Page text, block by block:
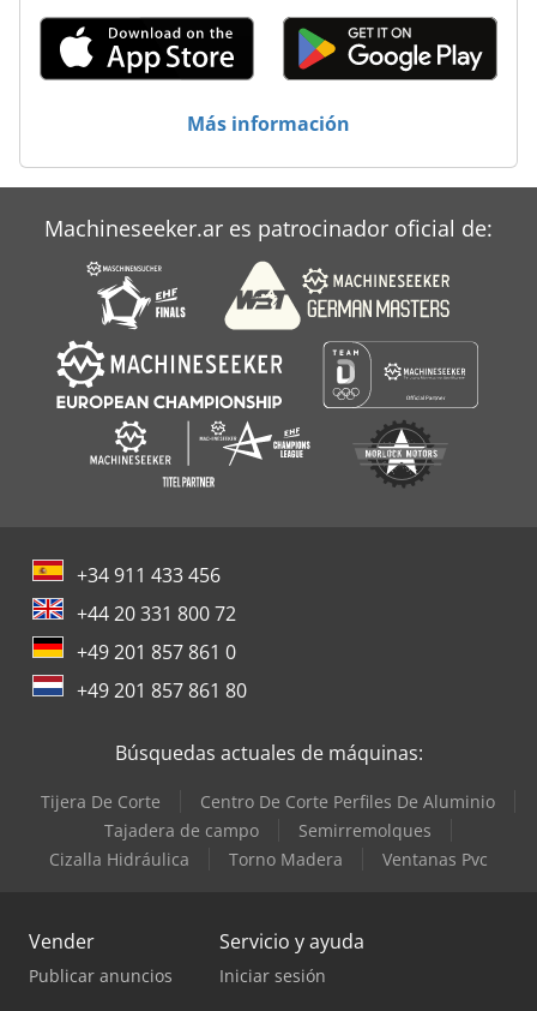
Más información
Machineseeker.ar es patrocinador oficial de:
+34 911 433 456
+44 20 331 800 72
+49 201 857 861 0
+49 201 857 861 80
Búsquedas actuales de máquinas:
Tijera De Corte
Centro De Corte Perfiles De Aluminio
Tajadera de campo
Semirremolques
Cizalla Hidráulica
Torno Madera Ventanas Pvc
Vender
Publicar anuncios
Servicio y ayuda
Iniciar sesión